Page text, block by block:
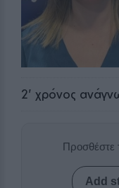
2' χρόνος
Προσθέστε
Add